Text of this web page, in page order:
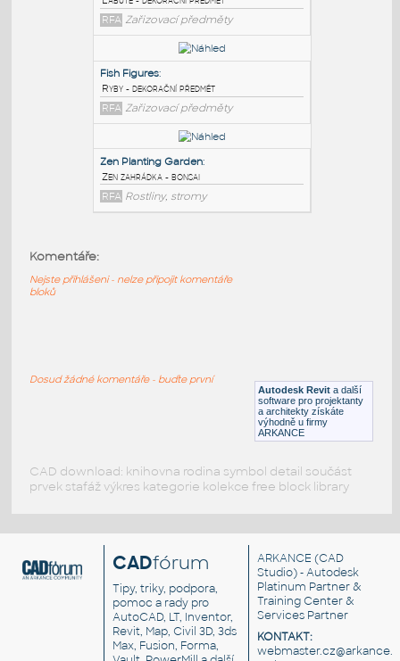
Ballerina Figurine:
Tanečnice - figurína - dekorační předmět
RFA Zařizovací předměty
Swan Figurine:
Labutě - dekorační předmět
RFA Zařizovací předměty
Zen zahrádka - bonsai
Autodesk Revit a další
software pro projektanty
a architekty získáte
výhodně u firmy
ARKANCE
Komentáře:
Nejste přihlášeni - nelze připojit komentáře
bloků
Dosud žádné komentáře - buďte první
CAD download: knihovna rodina symbol detail součást
prvek stafáž výkres kategorie kolekce free block library
CADfórum
Tipy, triky, podpora,
pomoc a rady pro
AutoCAD, LT, Inventor,
Revit, Map, Civil 3D, 3ds
Max, Fusion, Forma,
ARKANCE (CAD
Studio) - Autodesk
Platinum Partner &
Training Center &
Services Partner
KONTAKT: